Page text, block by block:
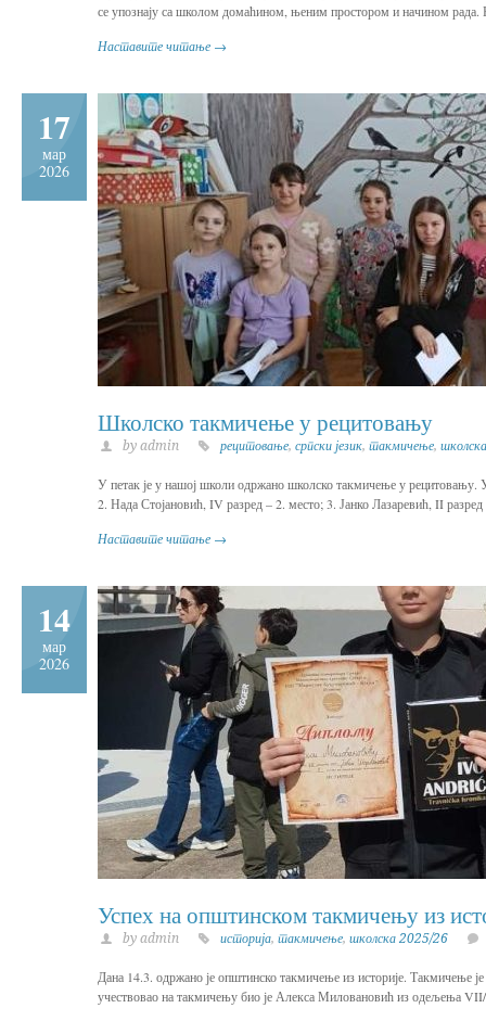
се упознају са школом домаћином, њеним простором и начином рада.
Наставите читање →
17
мар
2026
Школско такмичење у рецитовању
by admin рецитовање, српски језик, такмичење,
У петак је у нашој школи одржано школско такмичење у
2. Нада Стојановић, IV разред – 2. место; 3. Јанко Лазаревић, II
Наставите читање →
14
мар
2026
Успех на општинском такмичењу из
by admin историја, такмичење, школска 2025/26
Дана 14.3. одржано је општинско такмичење из историје.
учествовао на такмичењу био је Алекса Миловановић из одељења